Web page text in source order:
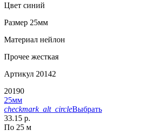
Цвет синий
Размер 25мм
Материал нейлон
Прочее жесткая
Артикул 20142
20190
25мм
checkmark_alt_circleВыбрать
33.15 р.
По 25 м